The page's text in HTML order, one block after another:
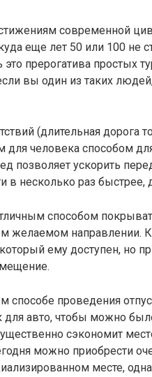
современной
еще лет 50 или 100 не
прерогатива простых
вы один из таких
(длительная дорога
человека способом
позволяет ускорить
в несколько раз
способом
желаемом направлении.
ему доступен, но
способе проведения
для авто, чтобы можно
сэкономит
можно приобрести
месте,